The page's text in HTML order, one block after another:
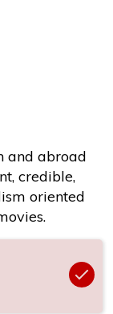
and abroad
credible,
oriented